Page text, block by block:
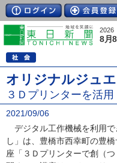
2026
8月
オリジナルジュ
３Ｄプリンターを活用
2021/09/06
デジタル工作機械を利用で
し」は、豊橋市西幸町の豊
座「３Ｄプリンターで創（